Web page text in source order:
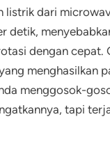
listrik dari
detik,
dengan cepat.
menghasilkan
menggosok-
tapi